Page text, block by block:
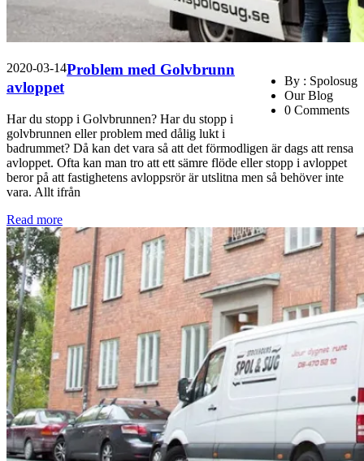
2020-03-14
By : Spolosug
Our Blog
0 Comments
Problem med Golvbrunn
avloppet
Har du stopp i Golvbrunnen? Har du stopp i
golvbrunnen eller problem med dålig lukt i
badrummet? Då kan det vara så att det förmodligen är dags att rensa
avloppet. Ofta kan man tro att ett sämre flöde eller stopp i avloppet
beror på att fastighetens avloppsrör är utslitna men så behöver inte
vara. Allt ifrån
Read more